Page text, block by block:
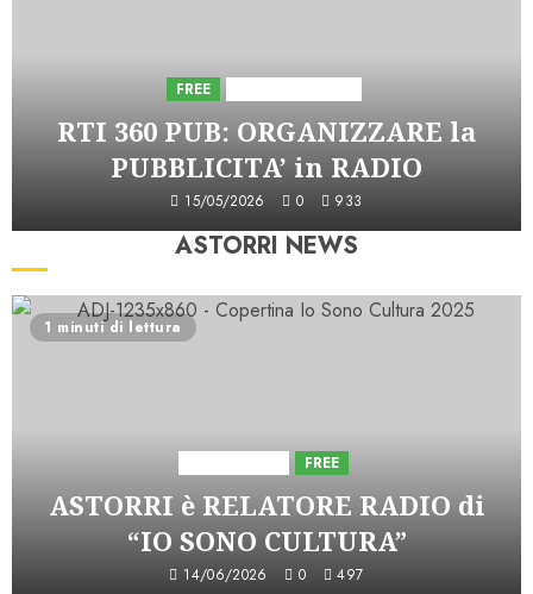
FREE
RTI 360 PUB: ORGANIZZARE la
PUBBLICITA’ in RADIO
15/05/2026 0 933
ASTORRI NEWS
1 minuti di lettura
FREE
ASTORRI è RELATORE RADIO di
“IO SONO CULTURA”
14/06/2026 0 497